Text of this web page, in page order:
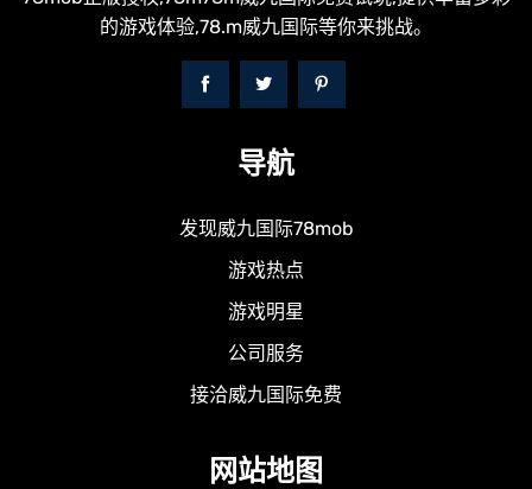
的游戏体验,78.m威九国际等你来挑战。
导航
发现威九国际78mob
游戏热点
游戏明星
公司服务
接洽威九国际免费
网站地图